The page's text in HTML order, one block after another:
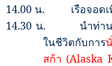
14.00 น. เรือจอด
14.30 น.
นำท่า
ในชีวิตกับการ
สก้า (Alaska